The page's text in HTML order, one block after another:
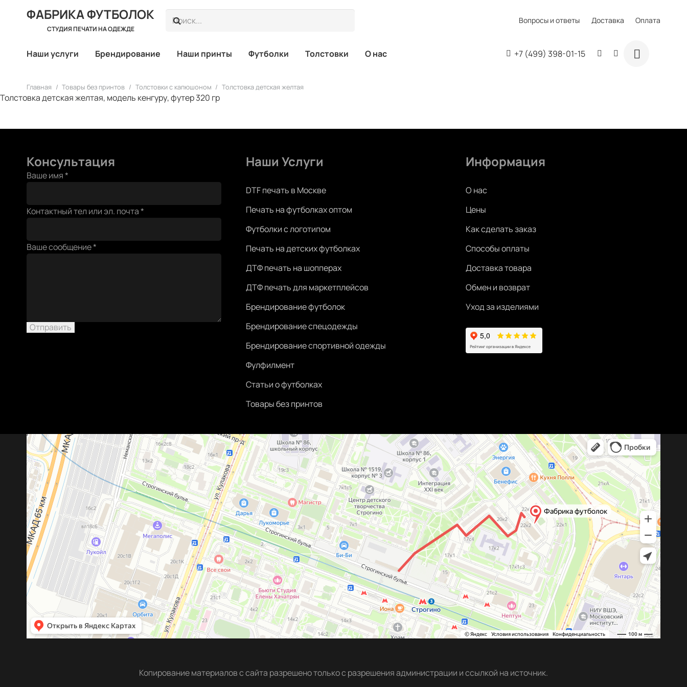
ФАБРИКА ФУТБОЛОК
СТУДИЯ ПЕЧАТИ НА ОДЕЖДЕ
Вопросы и ответы Доставка Оплата
Наши услуги Брендирование Наши принты Футболки Толстовки О нас +7 (499) 398-01-15
Главная / Товары без принтов / Толстовки с капюшоном / Толстовка детская желтая
Толстовка детская желтая, модель кенгуру, футер 320 гр
Консультация
Ваше имя*
или
Контактный тел или эл. почта*
Ваше сообщение*
Отправить
Наши Услуги
DTF печать в Москве
Печать на футболках оптом
Футболки с логотипом
Печать на детских футболках
ДТФ печать на шопперах
ДТФ печать для маркетплейсов
Брендирование футболок
Брендирование спецодежды
Брендирование спортивной одежды
Фулфилмент
Статьи о футболках
Товары без принтов
Информация
О нас
Цены
Как сделать заказ
Способы оплаты
Доставка товара
Обмен и возврат
Уход за изделиями
Копирование материалов с сайта разрешено только с разрешения администрации и ссылкой на источник.